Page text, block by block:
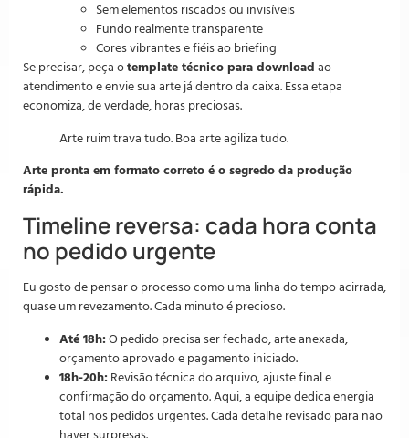
Sem elementos riscados ou invisíveis
Fundo realmente transparente
Cores vibrantes e fiéis ao briefing
Se precisar, peça otemplate técnico para download ao
atendimento e envie sua arte já dentro da caixa. Essa etapa
economiza, de verdade, horas preciosas.
Arte ruim trava tudo. Boa arte agiliza tudo.
Arte pronta em formato correto é o segredo da produção
rápida.
Timeline reversa: cada hora conta
no pedido urgente
Eu gosto de pensar o processo como uma linha do tempo acirrada,
quase um revezamento. Cada minuto é precioso.
Até 18h: O pedido precisa ser fechado, arte anexada,
orçamento aprovado e pagamento iniciado.
18h-20h: Revisão técnica do arquivo, ajuste final e
confirmação do orçamento. Aqui, a equipe dedica energia
total nos pedidos urgentes. Cada detalhe revisado para não